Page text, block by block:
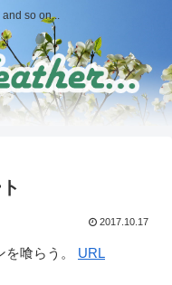
so on...
2017.10.17
を喰らう。 URL